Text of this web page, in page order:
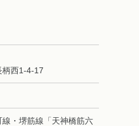
柄西1-4-17
・堺筋線「天神橋筋六